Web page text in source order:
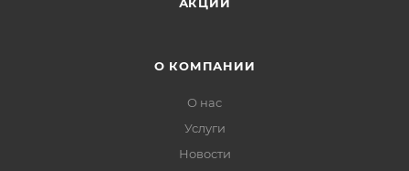
АКЦИИ
О КОМПАНИИ
О нас
Услуги
Новости